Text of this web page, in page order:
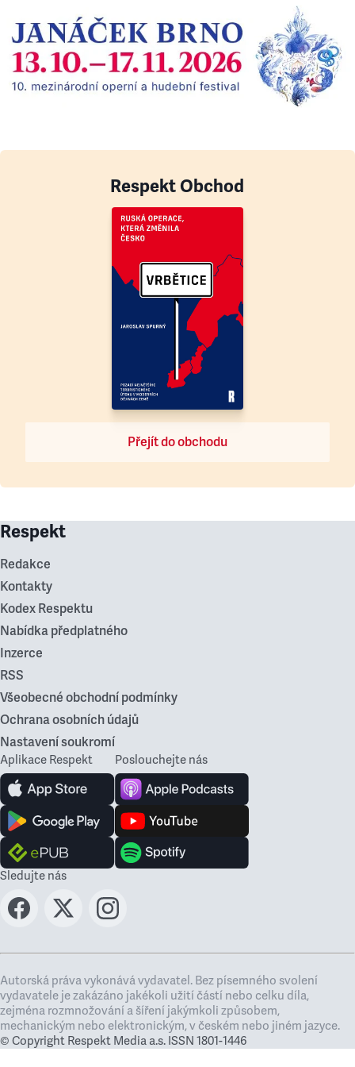
Respekt Obchod
Přejít do obchodu
Respekt
Redakce
Kontakty
Kodex Respektu
Nabídka předplatného
Inzerce
RSS
Všeobecné obchodní podmínky
Ochrana osobních údajů
Nastavení soukromí
Aplikace Respekt Poslouchejte nás
Sledujte nás
Autorská práva vykonává vydavatel. Bez písemného svolení
vydavatele je zakázáno jakékoli užití částí nebo celku díla,
zejména rozmnožování a šíření jakýmkoli způsobem,
mechanickým nebo elektronickým, v českém nebo jiném jazyce.
© Copyright Respekt Media a.s. ISSN 1801-1446